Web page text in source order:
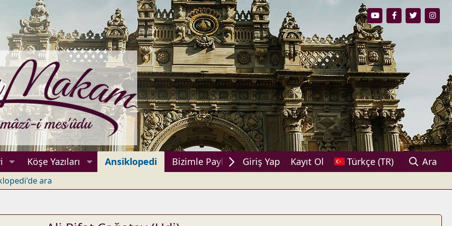
Köşe Yazıları Ansiklopedi Bizimle Paylaşın!Giriş Yap Kayıt Ol Türkçe (TR) Ara
ara